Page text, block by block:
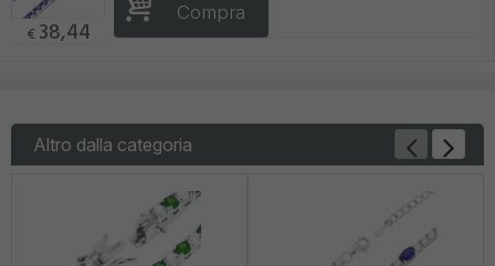
€ 38,44
Compra
Altro dalla categoria